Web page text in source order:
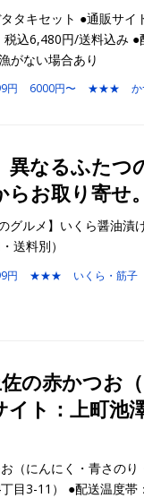
タキセット ●通販サ
込6,480円/送料込み
がない場合あり
円 6000円〜 ★★★
異なるふたつ
お取り寄せ。
グルメ】いくら醤油
送料別）
円 ★★★ いくら・筋子
の赤かつお
イト：上町池
（にんにく・青さの
目3-11） ●配送温度帯